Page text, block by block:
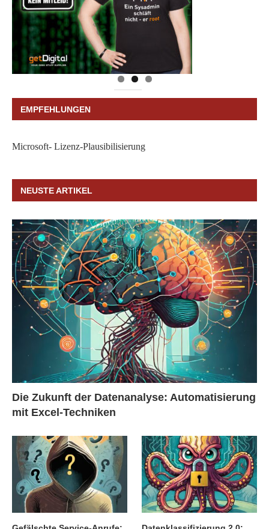
EMPFEHLUNGEN
Microsoft- Lizenz-Plausibilisierung
NEUSTE ARTIKEL
Die Zukunft der Datenanalyse: Automatisierung
mit Excel-Techniken